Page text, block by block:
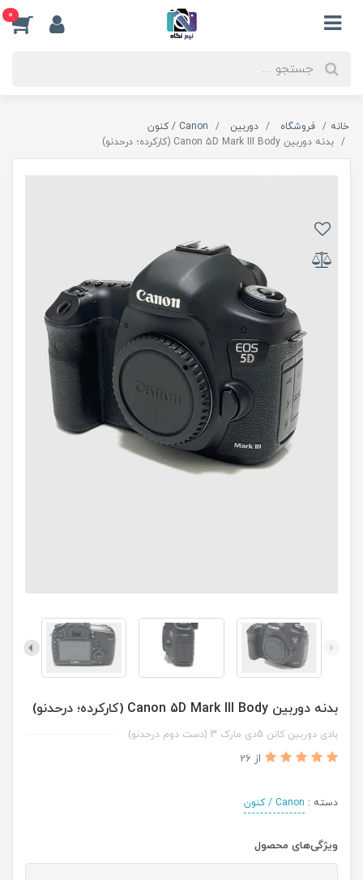
0
خانه فروشگاه دوربین
Canon / کنون
بدنه دوربین Canon 5D Mark III Body (کارکرده؛ درحدنو)
بدنه دوربین Canon 5D Mark III Body (کارکرده؛ درحدنو)
بادی دوربین کانن 5دی مارک 3 (دست دوم درحدنو)
از 26
دسته : Canon / کنون
ویژگی‌های محصول